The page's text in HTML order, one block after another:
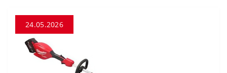
24.05.2026